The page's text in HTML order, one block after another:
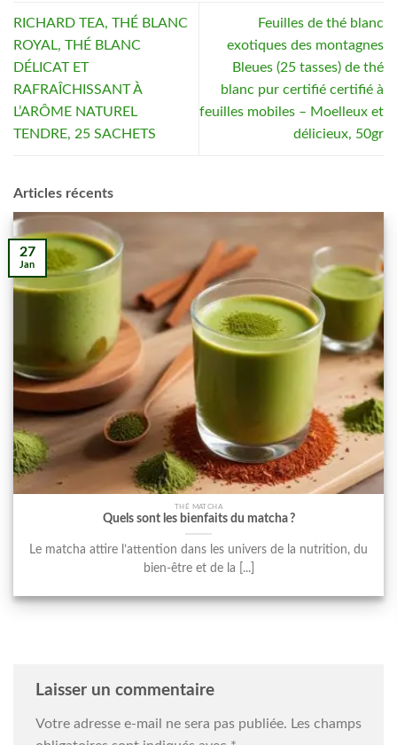
RICHARD TEA, THÉ BLANC
ROYAL, THÉ BLANC
DÉLICAT ET
RAFRAÎCHISSANT À
L’ARÔME NATUREL
TENDRE, 25 SACHETS
Feuilles de thé blanc
exotiques des montagnes
Bleues (25 tasses) de thé
blanc pur certifié certifié à
feuilles mobiles – Moelleux et
délicieux, 50gr
Articles récents
THÉ MATCHA
Quels sont les bienfaits du matcha ?
Le matcha attire l’attention dans les univers de la nutrition, du
bien-être et de la [...]
27
Jan
Laisser un commentaire
Votre adresse e-mail ne sera pas publiée. Les champs